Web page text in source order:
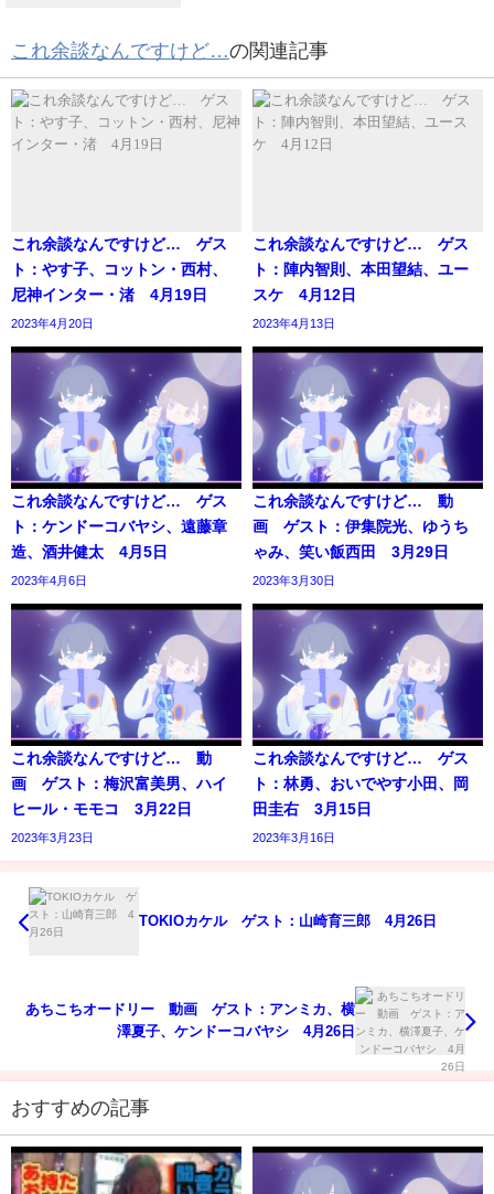
これ余談なんですけど…の関連記事
これ余談なんですけど… ゲス
ト：やす子、コットン・西村、
尼神インター・渚 4月19日
2023年4月20日
これ余談なんですけど… ゲス
ト：陣内智則、本田望結、ユー
スケ 4月12日
2023年4月13日
これ余談なんですけど… ゲス
ト：ケンドーコバヤシ、遠藤章
造、酒井健太 4月5日
2023年4月6日
これ余談なんですけど… 動
画 ゲスト：伊集院光、ゆうち
ゃみ、笑い飯西田 3月29日
2023年3月30日
これ余談なんですけど… 動
画 ゲスト：梅沢富美男、ハイ
ヒール・モモコ 3月22日
2023年3月23日
これ余談なんですけど… ゲス
ト：林勇、おいでやす小田、岡
田圭右 3月15日
2023年3月16日
TOKIOカケル ゲスト：山崎育三郎 4月26日
あちこちオードリー 動画 ゲスト：アンミカ、横
澤夏子、ケンドーコバヤシ 4月26日
おすすめの記事